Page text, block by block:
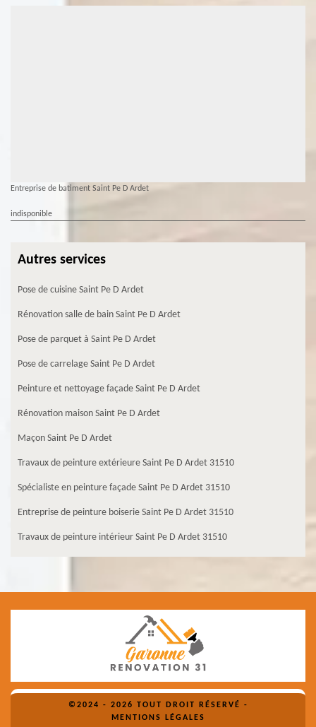
Entreprise de batiment Saint Pe D Ardet
indisponible
Autres services
Pose de cuisine Saint Pe D Ardet
Rénovation salle de bain Saint Pe D Ardet
Pose de parquet à Saint Pe D Ardet
Pose de carrelage Saint Pe D Ardet
Peinture et nettoyage façade Saint Pe D Ardet
Rénovation maison Saint Pe D Ardet
Maçon Saint Pe D Ardet
Travaux de peinture extérieure Saint Pe D Ardet 31510
Spécialiste en peinture façade Saint Pe D Ardet 31510
Entreprise de peinture boiserie Saint Pe D Ardet 31510
Travaux de peinture intérieur Saint Pe D Ardet 31510
©2024 - 2026 TOUT DROIT RÉSERVÉ -
MENTIONS LÉGALES